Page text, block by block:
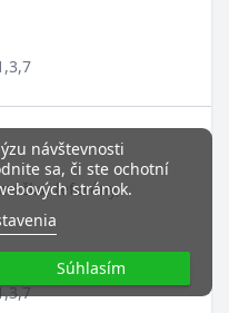
feferóny,
návštevnosti
sa, či ste ochotní
stránok.
Súhlasím